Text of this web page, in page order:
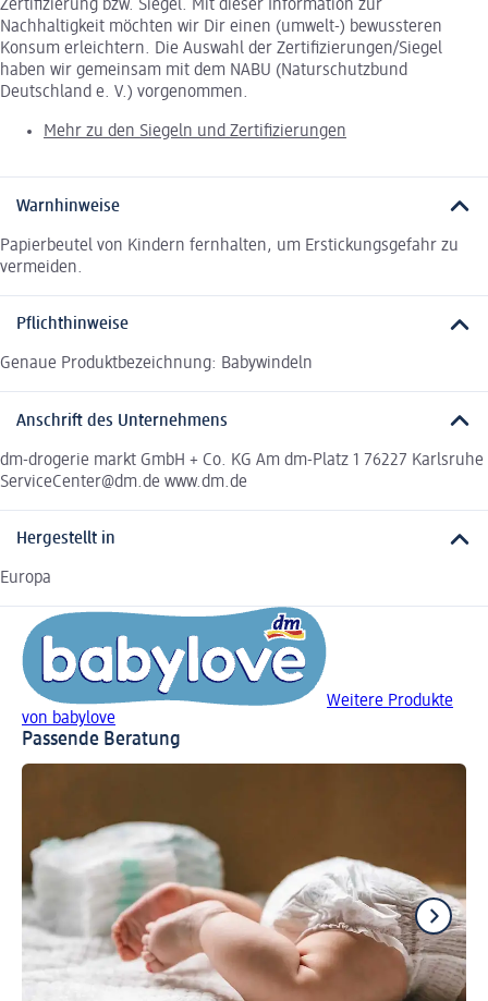
Zertifizierung bzw. Siegel. Mit dieser Information zur
Nachhaltigkeit möchten wir Dir einen (umwelt-) bewussteren
Konsum erleichtern. Die Auswahl der Zertifizierungen/Siegel
haben wir gemeinsam mit dem NABU (Naturschutzbund
Deutschland e. V.) vorgenommen.
Mehr zu den Siegeln und Zertifizierungen
Warnhinweise
Papierbeutel von Kindern fernhalten, um Erstickungsgefahr zu
vermeiden.
Pflichthinweise
Genaue Produktbezeichnung: Babywindeln
Anschrift des Unternehmens
dm-drogerie markt GmbH + Co. KG Am dm-Platz 1 76227 Karlsruhe
ServiceCenter@dm.de www.dm.de
Hergestellt in
Europa
Weitere Produkte
von babylove
Passende Beratung